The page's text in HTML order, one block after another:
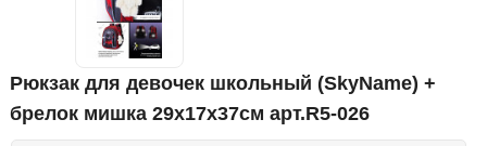
Рюкзак для девочек школьный (SkyName) +
брелок мишка 29х17х37см арт.R5-026